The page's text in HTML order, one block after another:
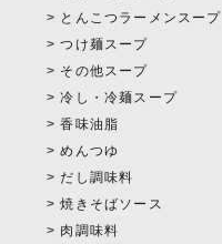
とんこつラーメンスープ
つけ麺スープ
その他スープ
冷し・冷麺スープ
香味油脂
めんつゆ
だし調味料
焼きそばソース
肉調味料